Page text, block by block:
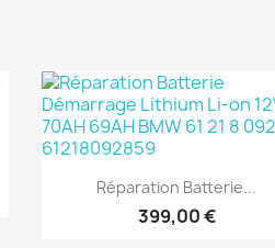
Aperçu rapide
Réparation Batterie...
399,00 €